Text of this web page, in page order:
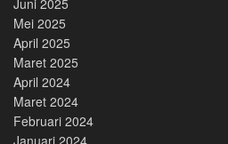
Mei 2025
April 2025
Maret 2025
April 2024
Maret 2024
Februari 2024
Januari 2024